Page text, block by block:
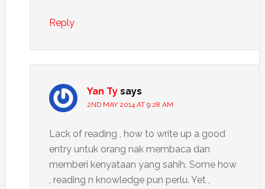
Reply
Yan Ty says
2ND MAY 2014 AT 9:28 AM
Lack of reading , how to write up a good
entry untuk orang nak membaca dan
memberi kenyataan yang sahih. Some how
, reading n knowledge pun perlu. Yet ,